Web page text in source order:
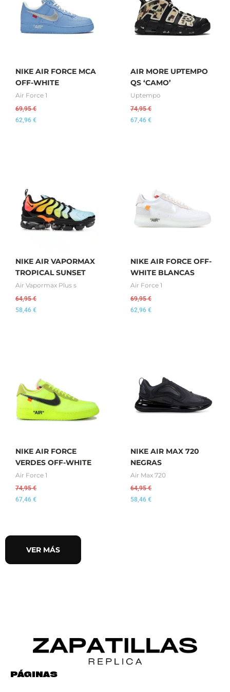
NIKE AIR FORCE MCA
OFF-WHITE
Air Force 1
69,95€
62,96 €
AIR MORE UPTEMPO
QS ‘CAMO’
Uptempo
74,95€
67,46 €
NIKE AIR VAPORMAX
TROPICAL SUNSET
Air Vapormax Plus s
64,95€
58,46 €
NIKE AIR FORCE OFF-
WHITE BLANCAS
Air Force 1
69,95€
62,96 €
NIKE AIR FORCE
VERDES OFF-WHITE
Air Force 1
74,95€
67,46 €
NIKE AIR MAX 720
NEGRAS
Air Max 720
64,95€
58,46 €
VER MÁS
PÁGINAS